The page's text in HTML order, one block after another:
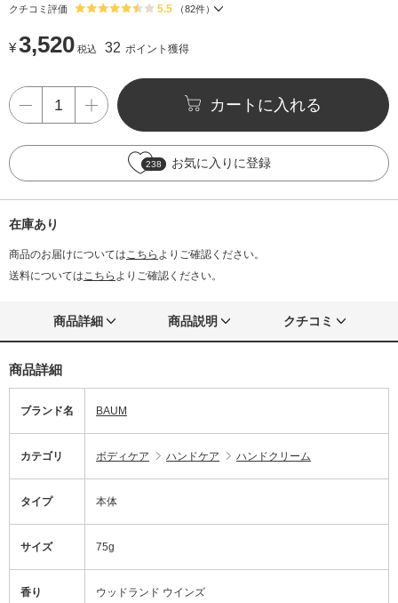
クチコミ評価 5.5 （82件）
¥3,520 税込 32 ポイント獲得
カートに入れる
238 お気に入りに登録
在庫あり
商品のお届けについてはこちら よりご確認ください。
送料についてはこちら よりご確認ください。
商品詳細 商品説明 クチコミ
商品詳細
ブランド名 BAUM
カテゴリ ボディケア ハンドケア ハンドクリーム
タイプ 本体
サイズ 75g
香り ウッドランド ウインズ